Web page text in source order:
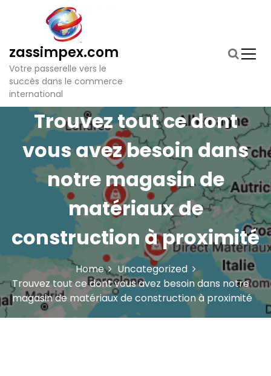
zassimpex.com
Votre passerelle vers le
succès dans le commerce
international
Trouvez tout ce dont
vous avez besoin dans
notre magasin de
matériaux de
construction à proximité
Home
Uncategorized
Trouvez tout ce dont vous avez besoin dans notre
magasin de matériaux de construction à proximité